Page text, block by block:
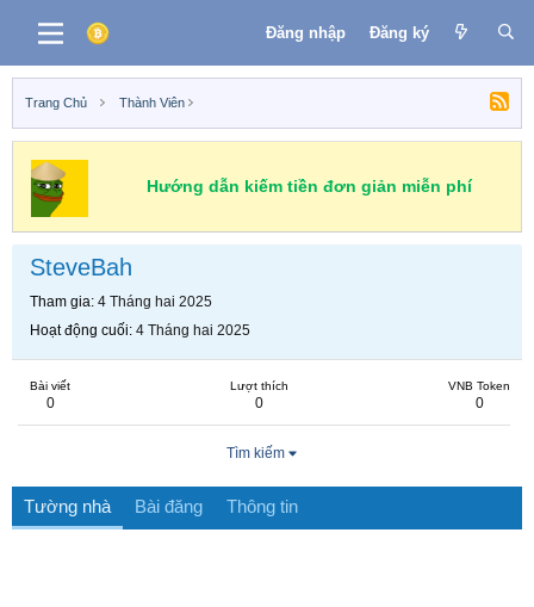
Đăng nhập Đăng ký
Trang Chủ Thành Viên
Hướng dẫn kiếm tiền đơn giản miễn phí
SteveBah
Tham gia 4 Tháng hai 2025
Hoạt động cuối 4 Tháng hai 2025
Bài viết
0
Lượt thích
0
VNB Token
0
Tìm kiếm
Tường nhà Bài đăng Thông tin